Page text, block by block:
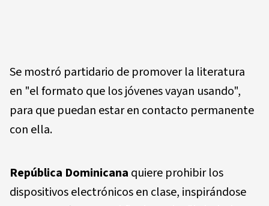
Se mostró partidario de promover la literatura
en "el formato que los jóvenes vayan usando",
para que puedan estar en contacto permanente
con ella.
República Dominicana quiere prohibir los
dispositivos electrónicos en clase, inspirándose